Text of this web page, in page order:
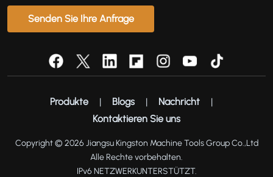
Senden Sie Ihre Anfrage
Produkte | Blogs | Nachricht
|
Kontaktieren Sie uns
Copyright © 2026 Jiangsu Kingston Machine Tools Group Co.,Ltd
Alle Rechte vorbehalten.
IPv6 NETZWERKUNTERSTÜTZT.